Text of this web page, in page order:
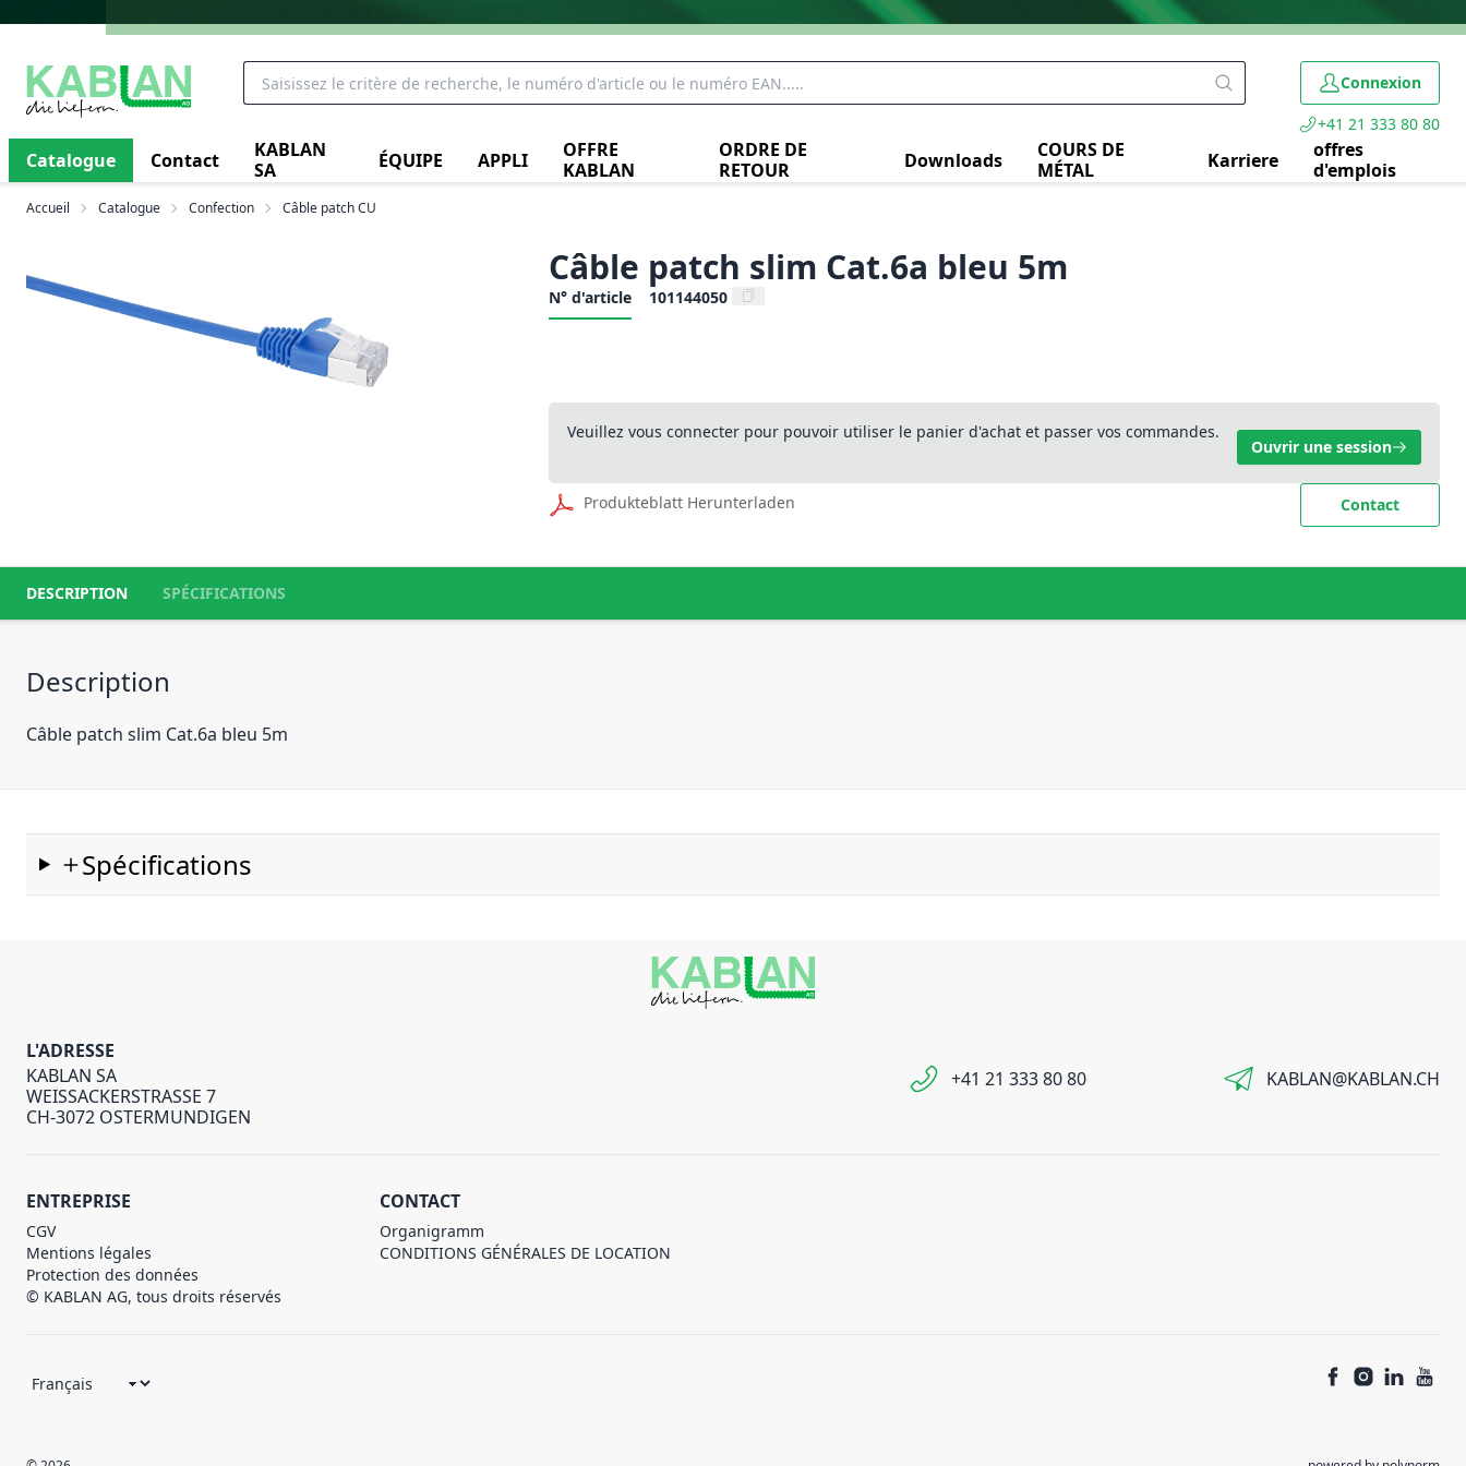
Connexion
+41 21 333 80 80
Catalogue Contact
KABLAN
SA
ÉQUIPE APPLI
OFFRE
KABLAN
ORDRE DE
RETOUR
Downloads
COURS DE
MÉTAL
Karriere
offres
d'emplois
Accueil Catalogue Confection Câble patch CU
Câble patch slim Cat.6a bleu 5m
N° d'article 101144050
Veuillez vous connecter pour pouvoir utiliser le panier d'achat et passer vos commandes.
Ouvrir une session
Produkteblatt Herunterladen Contact
DESCRIPTION SPÉCIFICATIONS
Description
Câble patch slim Cat.6a bleu 5m
Spécifications
L'ADRESSE
KABLAN SA
WEISSACKERSTRASSE 7
CH-3072 OSTERMUNDIGEN
+41 21 333 80 80 KABLAN@KABLAN.CH
ENTREPRISE
CGV
Mentions légales
Protection des données
© KABLAN AG, tous droits réservés
CONTACT
Organigramm
CONDITIONS GÉNÉRALES DE LOCATION